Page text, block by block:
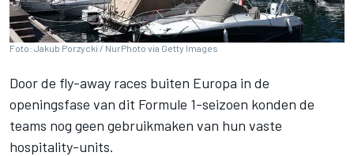
Foto: Jakub Porzycki / NurPhoto via Getty Images
Door de fly-away races buiten Europa in de
openingsfase van dit Formule 1-seizoen konden de
teams nog geen gebruikmaken van hun vaste
hospitality-units.